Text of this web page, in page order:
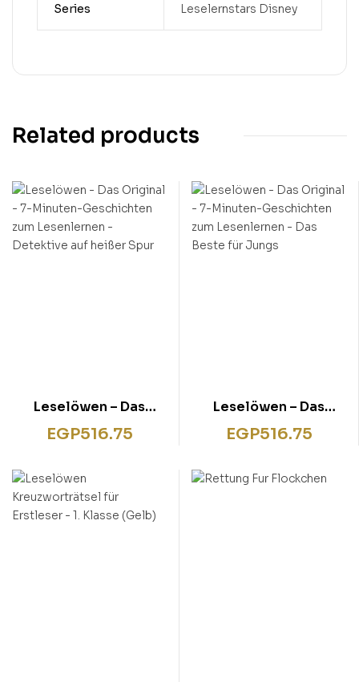
Series Leselernstars Disney
Related products
Leselöwen – Das
Original – 7-Minuten-
Geschichten zum
Detektive auf heißer
Spur
EGP516.75
Leselöwen – Das
Original – 7-Minuten-
Geschichten zum
Beste für Jungs
EGP516.75